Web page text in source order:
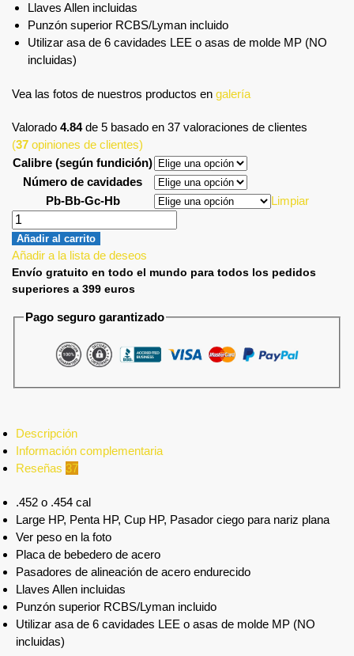
Llaves Allen incluidas
Punzón superior RCBS/Lyman incluido
Utilizar asa de 6 cavidades LEE o asas de molde MP (NO
incluidas)
Vea las fotos de nuestros productos en galería
Valorado 4.84de 5 basado en 37 valoraciones de clientes
(37 opiniones de clientes)
Calibre (según fundición)
Número de cavidades
Pb-Bb-Gc-Hb
Limpiar
Añadir al carrito
Añadir a la lista de deseos
Envío gratuito en todo el mundo para todos los pedidos
superiores a 399 euros
Pago seguro garantizado
Descripción
Información complementaria
Reseñas 37
.452 o .454 cal
Large HP, Penta HP, Cup HP, Pasador ciego para nariz plana
Ver peso en la foto
Placa de bebedero de acero
Pasadores de alineación de acero endurecido
Llaves Allen incluidas
Punzón superior RCBS/Lyman incluido
Utilizar asa de 6 cavidades LEE o asas de molde MP (NO
incluidas)